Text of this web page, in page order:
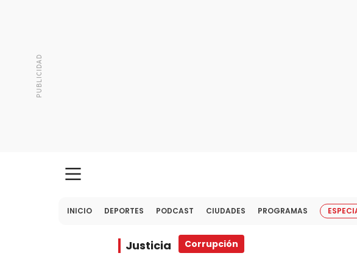
INICIO DEPORTES PODCAST CIUDADES PROGRAMAS
Justicia Corrupción